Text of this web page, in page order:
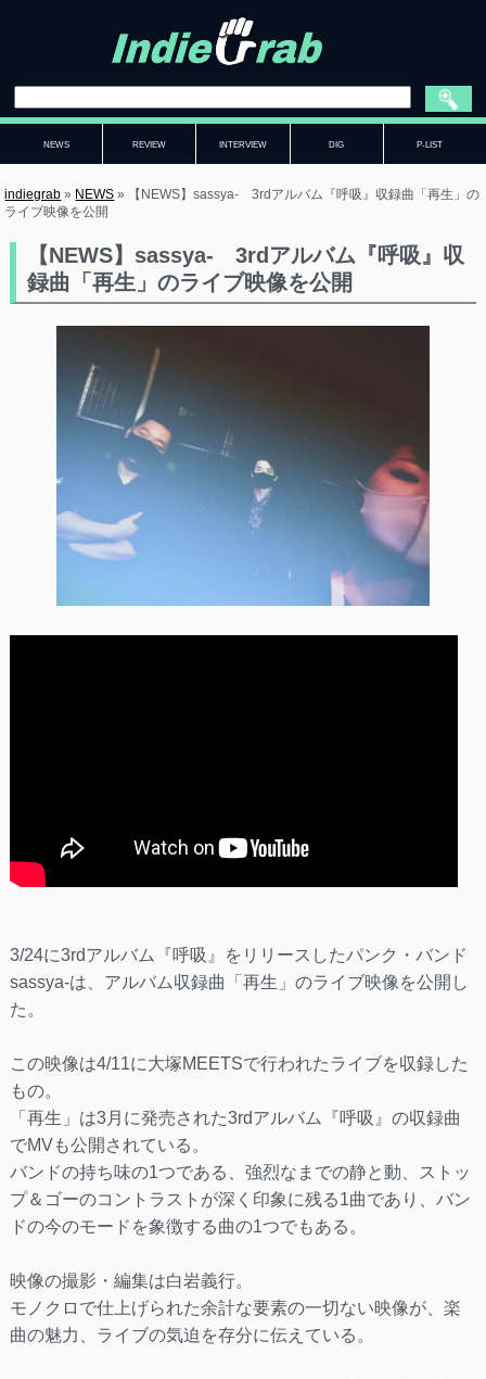
NEWS REVIEW INTERVIEW DIG P-LIST
indiegrab » NEWS »
【NEWS】sassya- 3rdアルバム『呼吸』収録曲「再生」の
ライブ映像を公開
【NEWS】sassya- 3rdアルバム『呼吸』収
録曲「再生」のライブ映像を公開
3/24に3rdアルバム『呼吸』をリリースしたパンク・バンド
sassya-は、アルバム収録曲「再生」のライブ映像を公開し
た。
この映像は4/11に大塚MEETSで行われたライブを収録した
もの。
「再生」は3月に発売された3rdアルバム『呼吸』の収録曲
でMVも公開されている。
バンドの持ち味の1つである、強烈なまでの静と動、ストッ
プ＆ゴーのコントラストが深く印象に残る1曲であり、バン
ドの今のモードを象徴する曲の1つでもある。
映像の撮影・編集は白岩義行。
モノクロで仕上げられた余計な要素の一切ない映像が、楽
曲の魅力、ライブの気迫を存分に伝えている。